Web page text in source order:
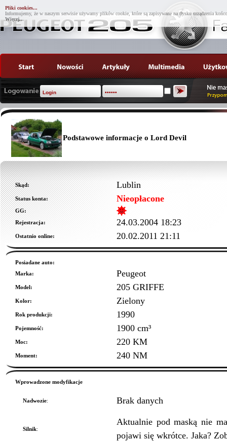
Pliki cookies...
Informujemy, że w naszym serwisie używamy plików cookie, które są zapisywane na dysku urządzenia
Więcej...
Podstawowe informacje o Lord Devil
Skąd: Lublin
Status konta: Nieopłacone
GG:
Rejestracja:
24.03.2004 18:23
Ostatnio online: 20.02.2011 21:11
Posiadane auto:
Marka:
Peugeot
Model: 205 GRIFFE
Kolor: Zielony
Rok produkcji: 1990
Pojemność: 1900 cm³
Moc: 220 KM
Moment: 240 NM
Wprowadzone modyfikacje
Nadwozie: Brak danych
Silnik:
Aktualnie pod maską nie
pojawi się wkrótce. Jaka?